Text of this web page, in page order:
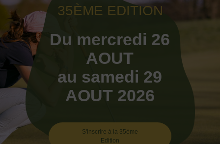
35ÈME EDITION
Du mercredi 26
AOUT
au samedi 29
AOUT 2026
S'inscrire à la 35ème
Edition